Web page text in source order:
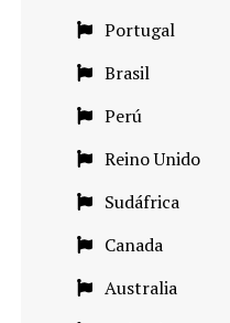
Portugal
Brasil
Perú
Reino Unido
Sudáfrica
Canada
Australia